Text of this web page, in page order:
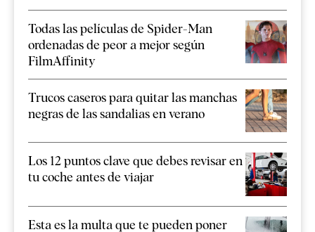
Todas las películas de Spider-Man
ordenadas de peor a mejor según
FilmAffinity
Trucos caseros para quitar las manchas
negras de las sandalias en verano
Los 12 puntos clave que debes revisar en
tu coche antes de viajar
Esta es la multa que te pueden poner